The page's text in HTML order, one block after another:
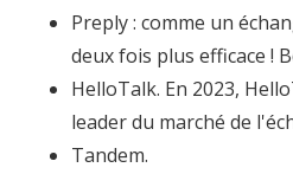
Preply : comme un
deux fois plus efficace !
HelloTalk. En 2023,
leader du marché de
Tandem.